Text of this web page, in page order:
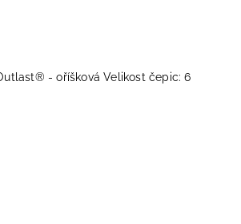
- oříšková Velikost čepic: 6